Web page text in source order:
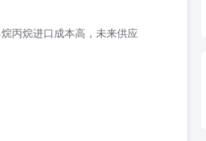
丙烷进口成本高，未来供应